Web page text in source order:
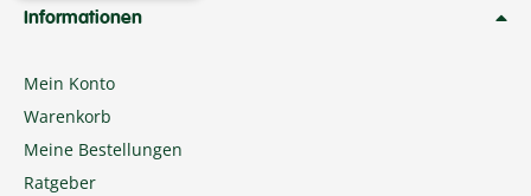
Informationen
Mein Konto
Warenkorb
Meine Bestellungen
Ratgeber